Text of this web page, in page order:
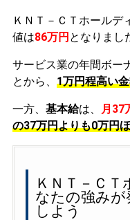
ＫＮＴ－ＣＴホールデ
値は86万円 となりまし
サービス業の年間ボー
とから、 1万円程高い
一方、 基本給は、 月37
の37万円よりも0万円
ＫＮＴ－Ｃ
なたの強み
しよう